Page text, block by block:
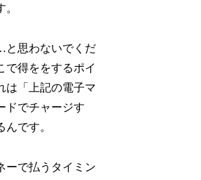
思わないでくだ
で得ををするポイ
は「上記の電子マ
ドでチャージす
です。
ーで払うタイミン